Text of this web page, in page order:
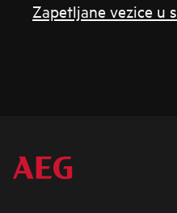
Zapetljane vezice u